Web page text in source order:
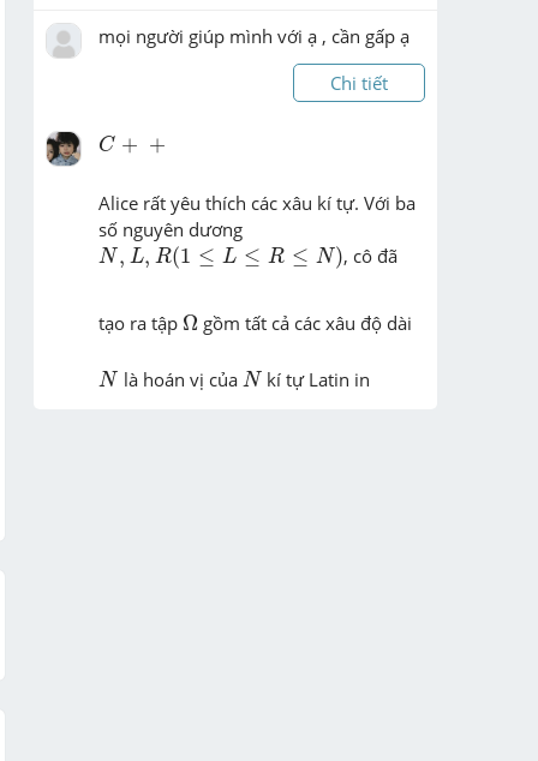
mọi người giúp mình với ạ , cần gấp ạ
Chi tiết
C + +
C+ +
Alice rất yêu thích các xâu kí tự. Với ba
số nguyên dương
N , L, R(1 ≤ L ≤ R ≤ N)
N, ,R (1≤L ≤R ≤N) , cô đã
tạo ra tập Ω
Ω gồm tất cả các xâu độ dài
N
N là hoán vị của N
N kí tự Latin in